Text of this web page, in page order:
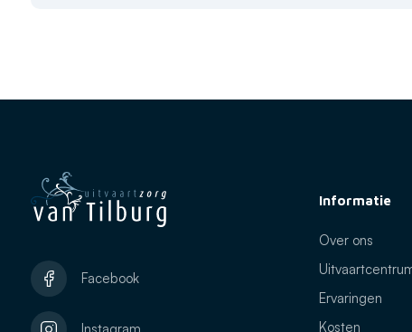
Facebook
Informatie
Over ons
Ervaringen
Kosten